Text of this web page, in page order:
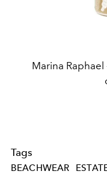
Marina
Tags
BEACHWEAR